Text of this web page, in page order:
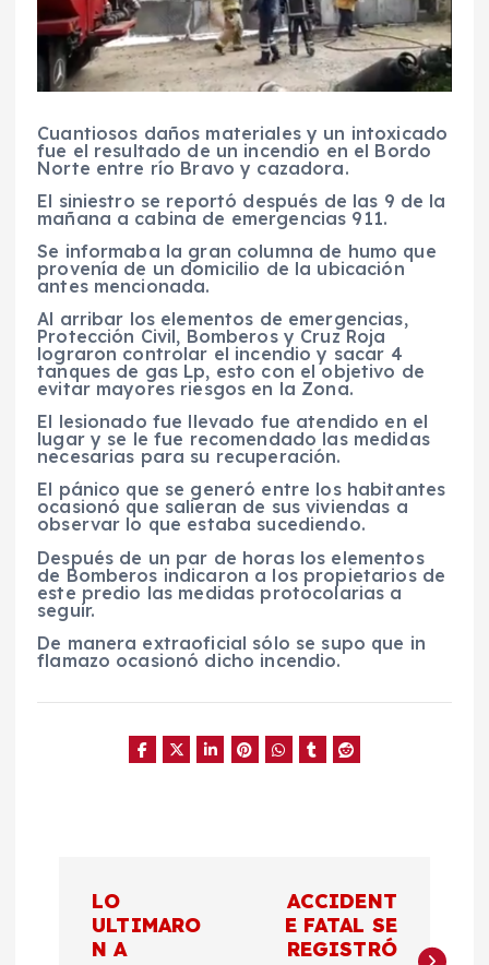
Cuantiosos daños materiales y un intoxicado
fue el resultado de un incendio en el Bordo
Norte entre río Bravo y cazadora.
El siniestro se reportó después de las 9 de la
mañana a cabina de emergencias 911.
Se informaba la gran columna de humo que
provenía de un domicilio de la ubicación
antes mencionada.
Al arribar los elementos de emergencias,
Protección Civil, Bomberos y Cruz Roja
lograron controlar el incendio y sacar 4
tanques de gas Lp, esto con el objetivo de
evitar mayores riesgos en la Zona.
El lesionado fue llevado fue atendido en el
lugar y se le fue recomendado las medidas
necesarias para su recuperación.
El pánico que se generó entre los habitantes
ocasionó que salieran de sus viviendas a
observar lo que estaba sucediendo.
Después de un par de horas los elementos
de Bomberos indicaron a los propietarios de
este predio las medidas protocolarias a
seguir.
De manera extraoficial sólo se supo que in
flamazo ocasionó dicho incendio.
LO
ULTIMARO
N A
ACCIDENT
E FATAL SE
REGISTRÓ